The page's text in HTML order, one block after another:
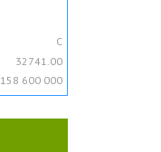
C
32741.00
158 600 000